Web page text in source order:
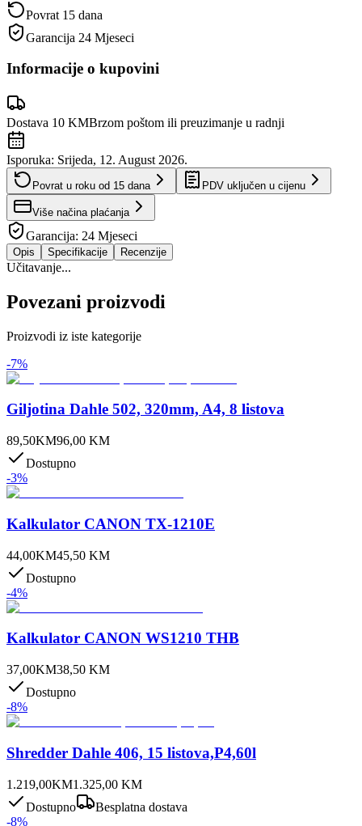
Povrat 15 dana
Garancija 24 Mjeseci
Informacije o kupovini
Dostava 10 KMBrzom poštom ili preuzimanje u radnji
Isporuka: Srijeda, 12. August 2026.
Povrat u roku od 15 dana PDV uključen u cijenu
Više načina plaćanja
Garancija: 24 Mjeseci
Opis Specifikacije Recenzije
Učitavanje...
Povezani proizvodi
Proizvodi iz iste kategorije
-7%
Giljotina Dahle 502, 320mm, A4, 8 listova
89,50KM96,00 KM
Dostupno
-3%
Kalkulator CANON TX-1210E
44,00KM45,50 KM
Dostupno
-4%
Kalkulator CANON WS1210 THB
37,00KM38,50 KM
Dostupno
-8%
Shredder Dahle 406, 15 listova,P4,60l
1.219,00KM1.325,00 KM
Dostupno
Besplatna dostava
-8%